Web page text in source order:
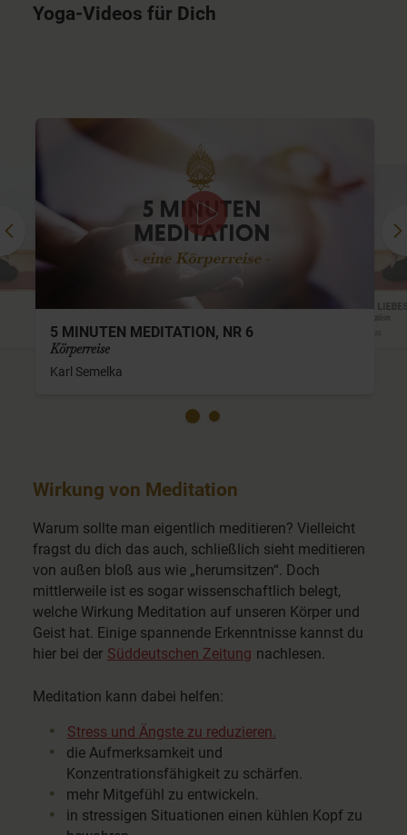
Yoga-Videos für Dich
5 MINUTEN MEDITATION, NR 6
Körperreise
Karl Semelka
DIE KLEINE
Liebes-Meditation
Wirkung von Meditation
Warum sollte man eigentlich meditieren? Vielleicht
fragst du dich das auch, schließlich sieht meditieren
von außen bloß aus wie „herumsitzen“. Doch
mittlerweile ist es sogar wissenschaftlich belegt,
welche Wirkung Meditation auf unseren Körper und
Geist hat. Einige spannende Erkenntnisse kannst du
hier bei der Süddeutschen Zeitung nachlesen.
Meditation kann dabei helfen:
Stress und Ängste zu reduzieren.
die Aufmerksamkeit und
Konzentrationsfähigkeit zu schärfen.
mehr Mitgefühl zu entwickeln.
in stressigen Situationen einen kühlen Kopf zu